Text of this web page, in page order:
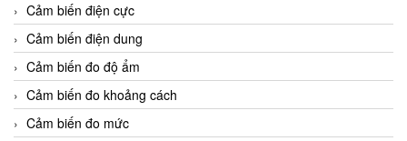
Cảm biến điện cực
Cảm biến điện dung
Cảm biến đo độ ẩm
Cảm biến đo khoảng cách
Cảm biến đo mức